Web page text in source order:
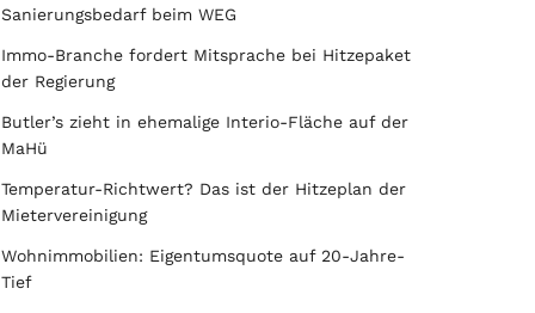
Sanierungsbedarf beim WEG
Immo-Branche fordert Mitsprache bei Hitzepaket
der Regierung
Butler’s zieht in ehemalige Interio-Fläche auf der
MaHü
Temperatur-Richtwert? Das ist der Hitzeplan der
Mietervereinigung
Wohnimmobilien: Eigentumsquote auf 20-Jahre-
Tief